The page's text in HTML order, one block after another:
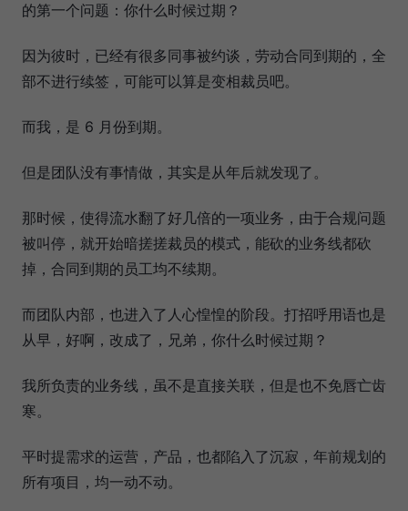
的第一个问题：你什么时候过期？
因为彼时，已经有很多同事被约谈，劳动合同到期的，全
部不进行续签，可能可以算是变相裁员吧。
而我，是 6 月份到期。
但是团队没有事情做，其实是从年后就发现了。
那时候，使得流水翻了好几倍的一项业务，由于合规问题
被叫停，就开始暗搓搓裁员的模式，能砍的业务线都砍
掉，合同到期的员工均不续期。
而团队内部，也进入了人心惶惶的阶段。打招呼用语也是
从早，好啊，改成了，兄弟，你什么时候过期？
我所负责的业务线，虽不是直接关联，但是也不免唇亡齿
寒。
平时提需求的运营，产品，也都陷入了沉寂，年前规划的
所有项目，均一动不动。